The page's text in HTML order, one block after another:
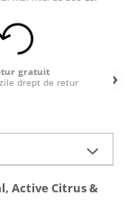
gratuit
drept de retur
Active Citrus &